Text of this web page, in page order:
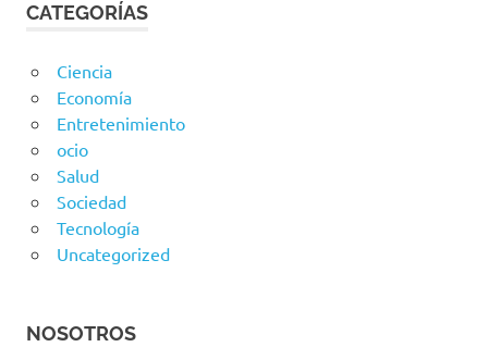
CATEGORÍAS
Ciencia
Economía
Entretenimiento
ocio
Salud
Sociedad
Tecnología
Uncategorized
NOSOTROS